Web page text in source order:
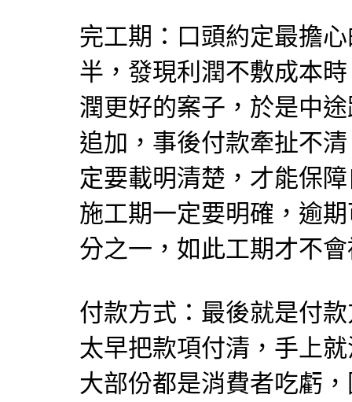
完工期：口頭約定最擔
半，發現利潤不敷成本
潤更好的案子，於是中
追加，事後付款牽扯不
定要載明清楚，才能保
施工期一定要明確，逾
分之一，如此工期才不
付款方式：最後就是付
太早把款項付清，手上
大部份都是消費者吃虧